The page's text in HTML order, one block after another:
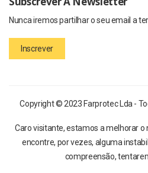
Nunca iremos partilhar o seu email a
Inscrever
Copyright © 2023 Farprotec Lda -
Caro visitante, estamos a melhorar o
encontre, por vezes, alguma
compreensão,